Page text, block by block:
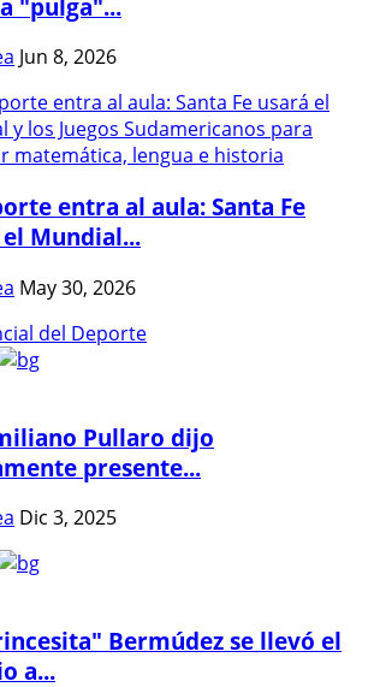
"pulga"...
Jun 8, 2026
entra al aula: Santa Fe
Mundial...
May 30, 2026
del Deporte
Pullaro dijo
presente...
Dic 3, 2025
Bermúdez se llevó el
a...